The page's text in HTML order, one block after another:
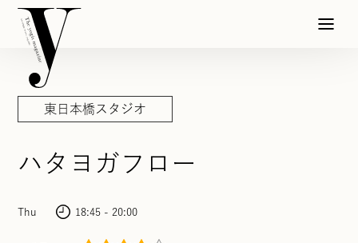
東日本橋スタジオ
ハタヨガフロー
Thu 18:45 - 20:00